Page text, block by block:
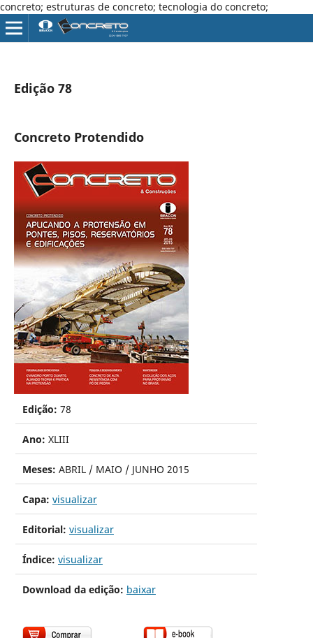
concreto; estruturas de concreto; tecnologia do concreto;
Edição 78
Concreto Protendido
Edição: 78
Ano: XLIII
Meses: ABRIL / MAIO / JUNHO 2015
Capa: visualizar
Editorial: visualizar
Índice: visualizar
Download da edição: baixar